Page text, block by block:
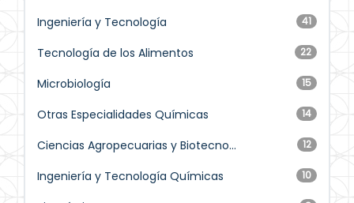
41
Ingeniería y Tecnología
22
Tecnología de los Alimentos
15
Microbiología
14
Otras Especialidades Químicas
12
Ciencias Agropecuarias y Biotecno...
10
Ingeniería y Tecnología Químicas